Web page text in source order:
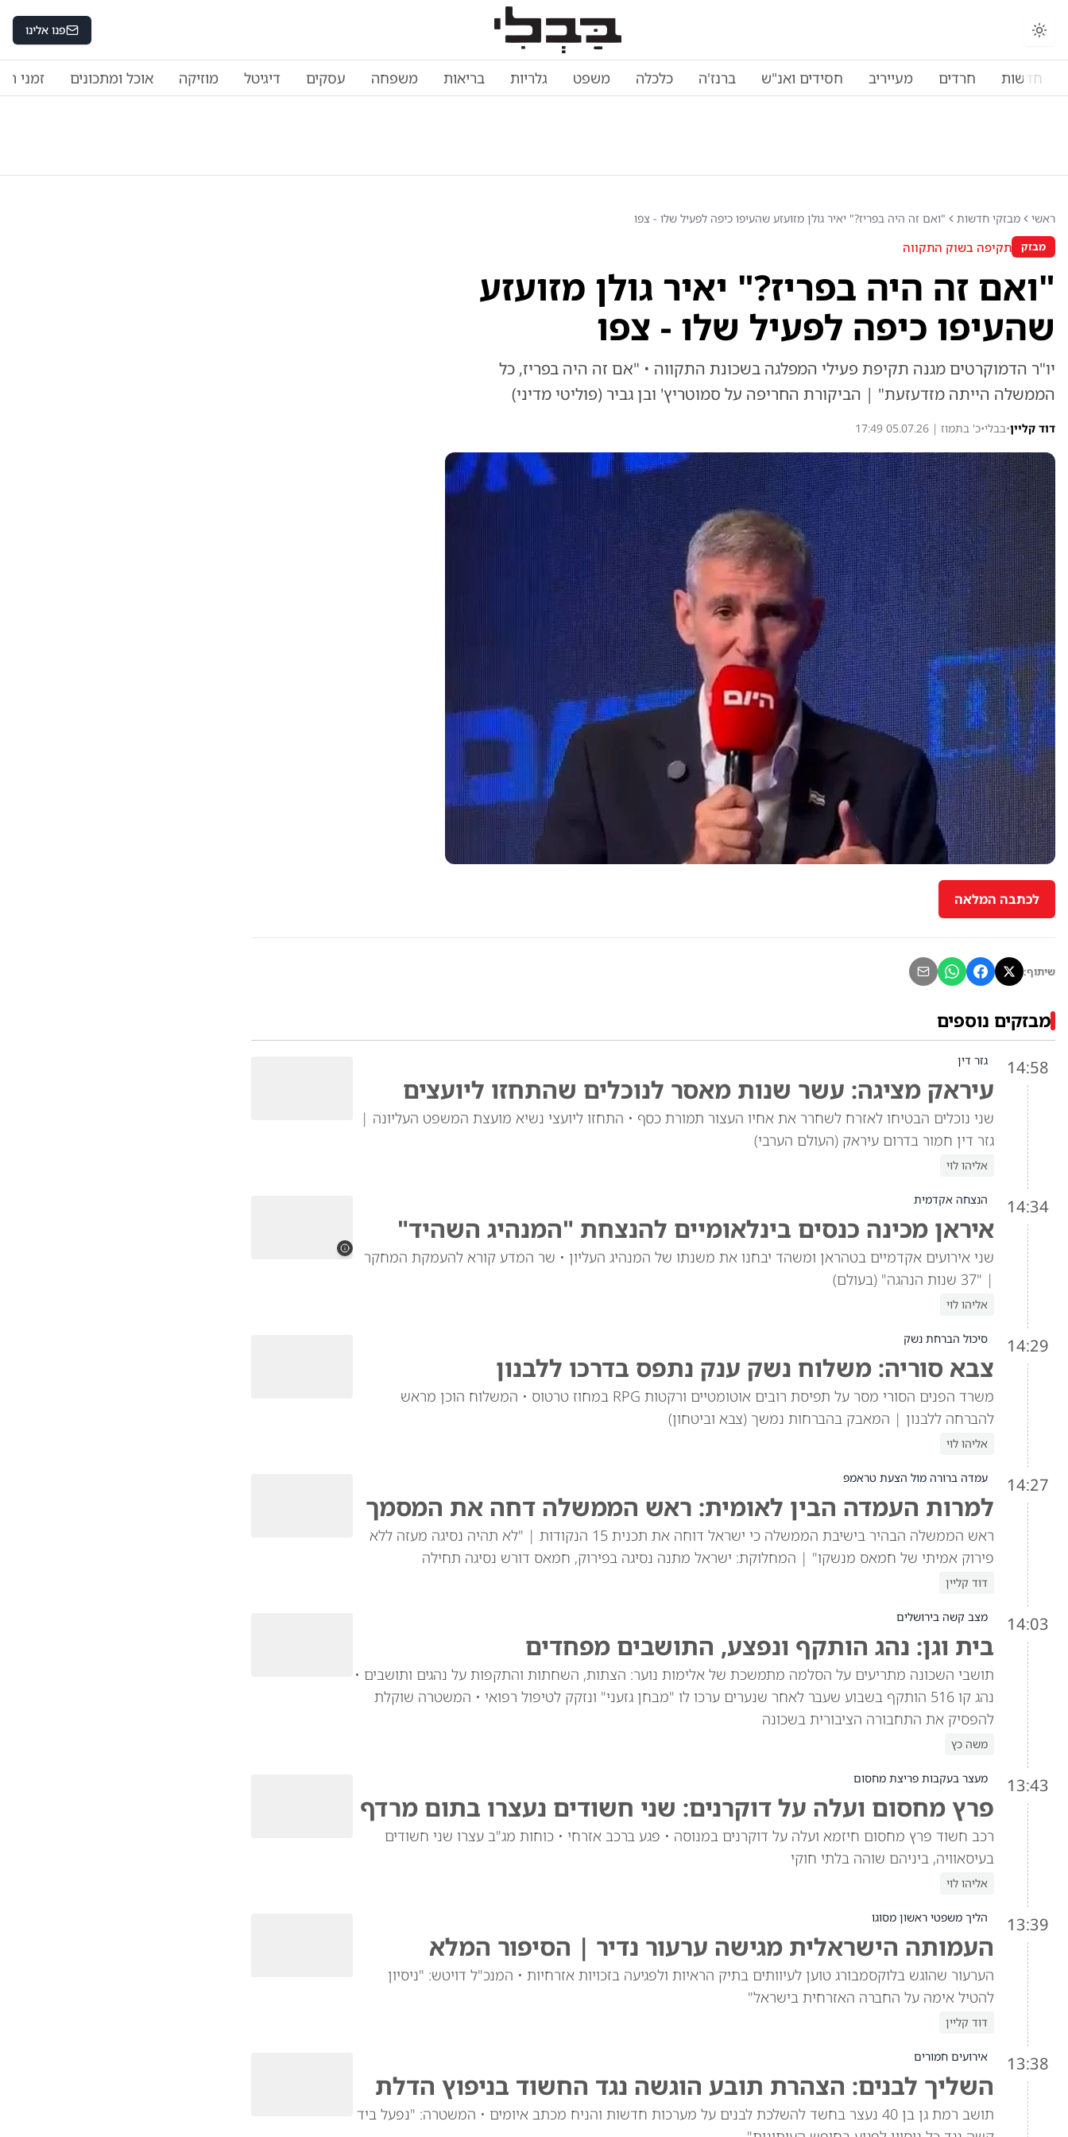
פנו אלינו
חדשות חרדים מעייריב חסידים ואנ"ש ברנז'ה כלכלה משפט גלריות בריאות משפחה עסקים דיגיטל מוזיקה אוכל ומתכונים זמני
ראשי מבזקי חדשות "ואם זה היה בפריז?" יאיר גולן מזועזע שהעיפו כיפה לפעיל שלו - צפו
מבזק תקיפה בשוק התקווה
"ואם זה היה בפריז?" יאיר גולן מזועזע
שהעיפו כיפה לפעיל שלו - צפו
יו"ר הדמוקרטים מגנה תקיפת פעילי המפלגה בשכונת התקווה • "אם זה היה בפריז, כל
הממשלה הייתה מזדעזעת" | הביקורת החריפה על סמוטריץ' ובן גביר (פוליטי מדיני)
דוד קליין•בבלי•כ' בתמוז | 05.07.26 17:49
לכתבה המלאה
שיתוף:
מבזקים נוספים
14:58 גזר דין
עיראק מציגה: עשר שנות מאסר לנוכלים שהתחזו ליועצים
שני נוכלים הבטיחו לאזרח לשחרר את אחיו העצור תמורת כסף • התחזו ליועצי נשיא מועצת המשפט העליונה |
גזר דין חמור בדרום עיראק (העולם הערבי)
אליהו לוי
14:34 הנצחה אקדמית
איראן מכינה כנסים בינלאומיים להנצחת "המנהיג השהיד"
שני אירועים אקדמיים בטהראן ומשהד יבחנו את משנתו של המנהיג העליון • שר המדע קורא להעמקת המחקר
| "37 שנות הנהגה" (בעולם)
אליהו לוי
14:29 סיכול הברחת נשק
צבא סוריה: משלוח נשק ענק נתפס בדרכו ללבנון
משרד הפנים הסורי מסר על תפיסת רובים אוטומטיים ורקטות RPG במחוז טרטוס • המשלוח הוכן מראש
להברחה ללבנון | המאבק בהברחות נמשך (צבא וביטחון)
אליהו לוי
14:27 עמדה ברורה מול הצעת טראמפ
למרות העמדה הבין לאומית: ראש הממשלה דחה את המסמך
ראש הממשלה הבהיר בישיבת הממשלה כי ישראל דוחה את תכנית 15 הנקודות | "לא תהיה נסיגה מעזה ללא
פירוק אמיתי של חמאס מנשקו" | המחלוקת: ישראל מתנה נסיגה בפירוק, חמאס דורש נסיגה תחילה
דוד קליין
14:03 מצב קשה בירושלים
בית וגן: נהג הותקף ונפצע, התושבים מפחדים
תושבי השכונה מתריעים על הסלמה מתמשכת של אלימות נוער: הצתות, השחתות והתקפות על נהגים ותושבים •
נהג קו 516 הותקף בשבוע שעבר לאחר שנערים ערכו לו "מבחן גזעני" ונזקק לטיפול רפואי • המשטרה שוקלת
להפסיק את התחבורה הציבורית בשכונה
משה כץ
13:43 מעצר בעקבות פריצת מחסום
פרץ מחסום ועלה על דוקרנים: שני חשודים נעצרו בתום מרדף
רכב חשוד פרץ מחסום חיזמא ועלה על דוקרנים במנוסה • פגע ברכב אזרחי • כוחות מג"ב עצרו שני חשודים
בעיסאוויה, ביניהם שוהה בלתי חוקי
אליהו לוי
13:39 הליך משפטי ראשון מסוגו
העמותה הישראלית מגישה ערעור נדיר | הסיפור המלא
הערעור שהוגש בלוקסמבורג טוען לעיוותים בתיק הראיות ולפגיעה בזכויות אזרחיות • המנכ"ל דויטש: "ניסיון
להטיל אימה על החברה האזרחית בישראל"
דוד קליין
13:38 אירועים חמורים
השליך לבנים: הצהרת תובע הוגשה נגד החשוד בניפוץ הדלת
תושב רמת גן בן 40 נעצר בחשד להשלכת לבנים על מערכות חדשות והניח מכתב איומים • המשטרה: "נפעל ביד